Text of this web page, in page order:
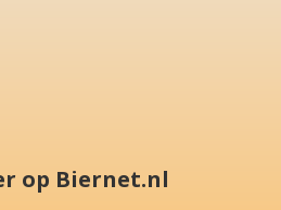
op Biernet.nl